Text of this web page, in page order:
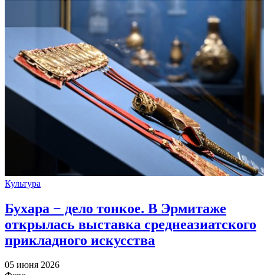
Культура
Бухара − дело тонкое. В Эрмитаже
открылась выставка среднеазиатского
прикладного искусства
05 июня 2026